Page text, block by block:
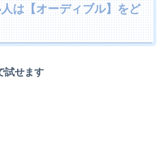
は【オーディブル】をど
試せます